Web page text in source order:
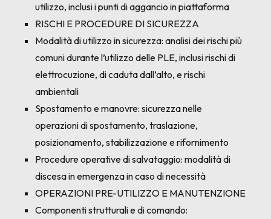
utilizzo, inclusi i punti di aggancio in piattaforma
RISCHI E PROCEDURE DI SICUREZZA
Modalità di utilizzo in sicurezza: analisi dei rischi più
comuni durante l’utilizzo delle PLE, inclusi rischi di
elettrocuzione, di caduta dall’alto, e rischi
ambientali
Spostamento e manovre: sicurezza nelle
operazioni di spostamento, traslazione,
posizionamento, stabilizzazione e rifornimento
Procedure operative di salvataggio: modalità di
discesa in emergenza in caso di necessità
OPERAZIONI PRE-UTILIZZO E MANUTENZIONE
Componenti strutturali e di comando: